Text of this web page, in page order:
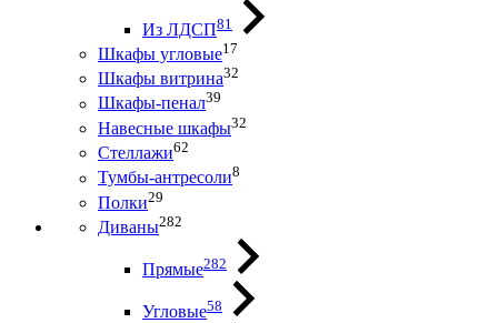
Из ЛДСП81
Шкафы угловые17
Шкафы витрина32
Шкафы-пенал39
Навесные шкафы32
Стеллажи62
Тумбы-антресоли8
Полки29
Диваны282
Прямые282
Угловые58